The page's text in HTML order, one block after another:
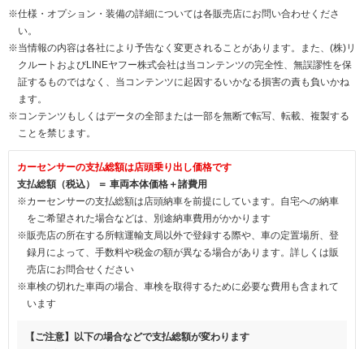
※仕様・オプション・装備の詳細については各販売店にお問い合わせくださ
い。
※当情報の内容は各社により予告なく変更されることがあります。また、(株)リ
クルートおよびLINEヤフー株式会社は当コンテンツの完全性、無誤謬性を保
証するものではなく、当コンテンツに起因するいかなる損害の責も負いかね
ます。
※コンテンツもしくはデータの全部または一部を無断で転写、転載、複製する
ことを禁じます。
カーセンサーの支払総額は店頭乗り出し価格です
支払総額（税込） ＝ 車両本体価格＋諸費用
※カーセンサーの支払総額は店頭納車を前提にしています。自宅への納車
をご希望された場合などは、別途納車費用がかかります
※販売店の所在する所轄運輸支局以外で登録する際や、車の定置場所、登
録月によって、手数料や税金の額が異なる場合があります。詳しくは販
売店にお問合せください
※車検の切れた車両の場合、車検を取得するために必要な費用も含まれて
います
【ご注意】以下の場合などで支払総額が変わります